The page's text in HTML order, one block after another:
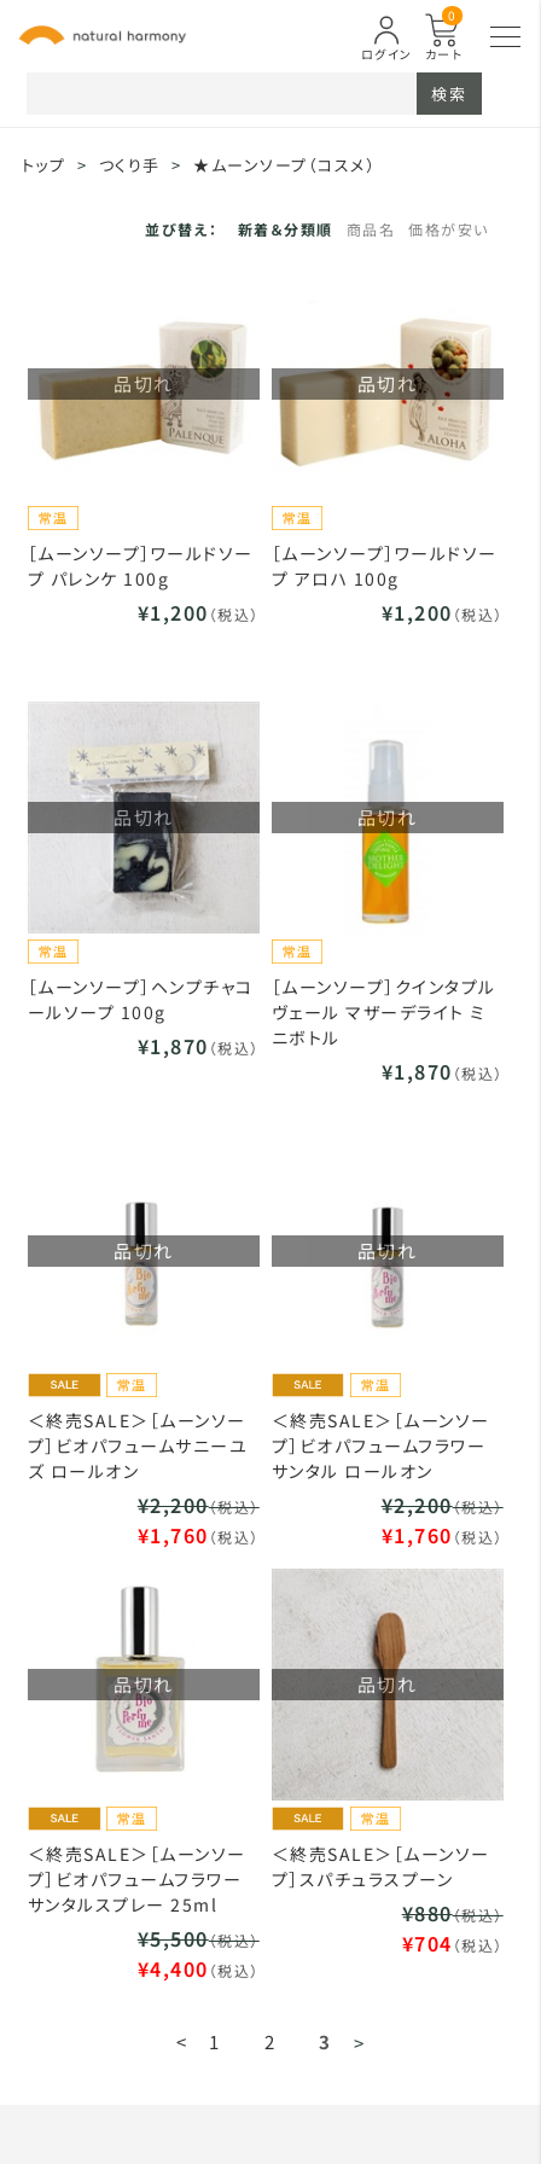
カート
0
ログイン
検索
トップ > つくり手 > ★ムーンソープ（コスメ）
並び替え： 新着＆分類順 商品名 価格が安い
品切れ
［ムーンソープ］ワールドソー
プ パレンケ 100g
¥1,200 （税込）
品切れ
［ムーンソープ］ワールドソー
プ アロハ 100g
¥1,200 （税込）
品切れ
［ムーンソープ］ヘンプチャコ
ールソープ 100g
¥1,870 （税込）
品切れ
［ムーンソープ］クインタプル
ヴェール マザーデライト ミ
ニボトル
¥1,870 （税込）
品切れ
＜終売SALE＞［ムーンソー
プ］ビオパフュームサニーユ
ズ ロールオン
¥2,200（税込）
¥1,760 （税込）
品切れ
＜終売SALE＞［ムーンソー
プ］ビオパフュームフラワー
サンタル ロールオン
¥2,200（税込）
¥1,760 （税込）
品切れ
＜終売SALE＞［ムーンソー
プ］ビオパフュームフラワー
サンタルスプレー 25ml
¥5,500（税込）
¥4,400 （税込）
品切れ
＜終売SALE＞［ムーンソー
プ］スパチュラスプーン
¥880（税込）
¥704 （税込）
< 1 2 3 >